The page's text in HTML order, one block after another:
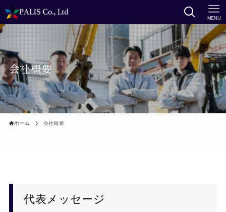
MENU
会社概要
ホーム 会社概要
代表メッセージ